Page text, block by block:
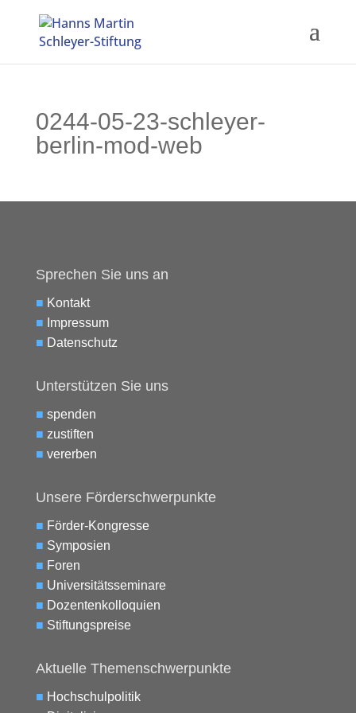
0244-05-23-schleyer-
berlin-mod-web
Sprechen Sie uns an
■ Kontakt
■ Impressum
■ Datenschutz
Unterstützen Sie uns
■ spenden
■ zustiften
■ vererben
Unsere Förderschwerpunkte
■ Förder-Kongresse
■ Symposien
■ Foren
■ Universitätsseminare
■ Dozentenkolloquien
■ Stiftungspreise
Aktuelle Themenschwerpunkte
■ Hochschulpolitik